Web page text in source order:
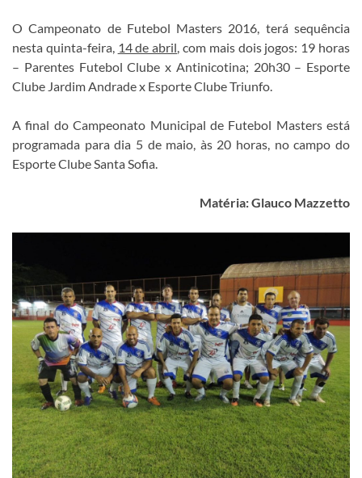
O Campeonato de Futebol Masters 2016, terá sequência
nesta quinta-feira, 14 de abril, com mais dois jogos: 19 horas
– Parentes Futebol Clube x Antinicotina; 20h30 – Esporte
Clube Jardim Andrade x Esporte Clube Triunfo.
A final do Campeonato Municipal de Futebol Masters está
programada para dia 5 de maio, às 20 horas, no campo do
Esporte Clube Santa Sofia.
Matéria: Glauco Mazzetto